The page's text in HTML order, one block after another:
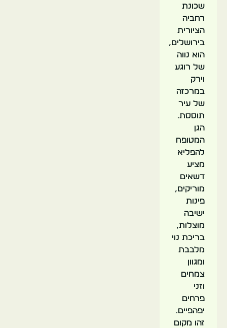
שכונת
רחביה
הציורית
בירושלים,
הוא נווה
של רוגע
וירק
במרכזה
של עיר
תוססת.
הגן
המטופח
להפליא
מציע
דשאים
מוריקים,
פינות
ישיבה
מוצלות,
בריכת נוי
מלבבת
ומגוון
צמחים
וזני
פרחים
יפהפיים.
זהו מקום